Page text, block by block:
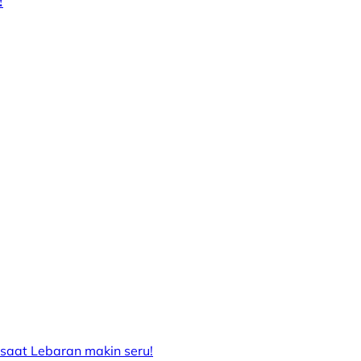
Lebaran makin seru!